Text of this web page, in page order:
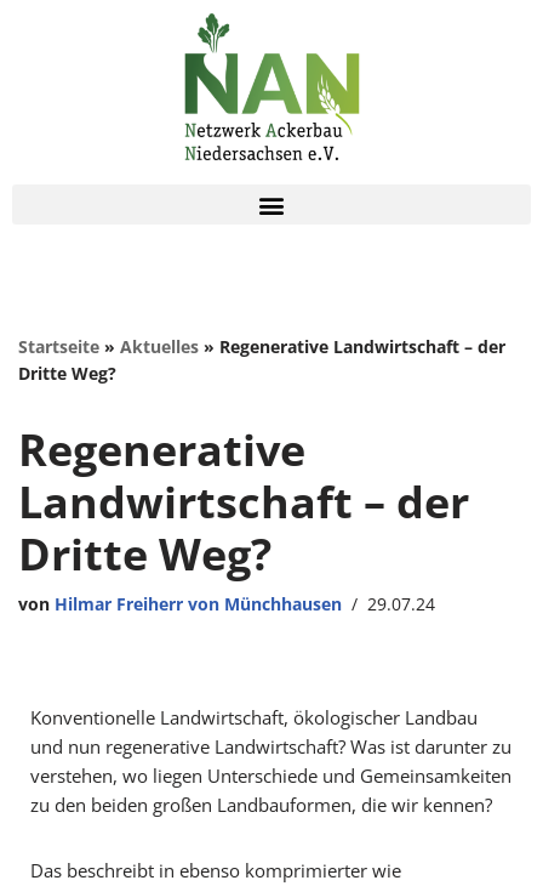
Startseite » Aktuelles » Regenerative Landwirtschaft – der
Dritte Weg?
Regenerative
Landwirtschaft – der
Dritte Weg?
von Hilmar Freiherr von Münchhausen 29.07.24
Konventionelle Landwirtschaft, ökologischer Landbau
und nun regenerative Landwirtschaft? Was ist darunter zu
verstehen, wo liegen Unterschiede und Gemeinsamkeiten
zu den beiden großen Landbauformen, die wir kennen?
Das beschreibt in ebenso komprimierter wie